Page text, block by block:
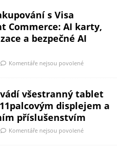
s Visa
Commerce: AI karty,
a bezpečné AI
Komentáře nejsou povolené
všestranný tablet
11palcovým displejem a
příslušenstvím
Komentáře nejsou povolené